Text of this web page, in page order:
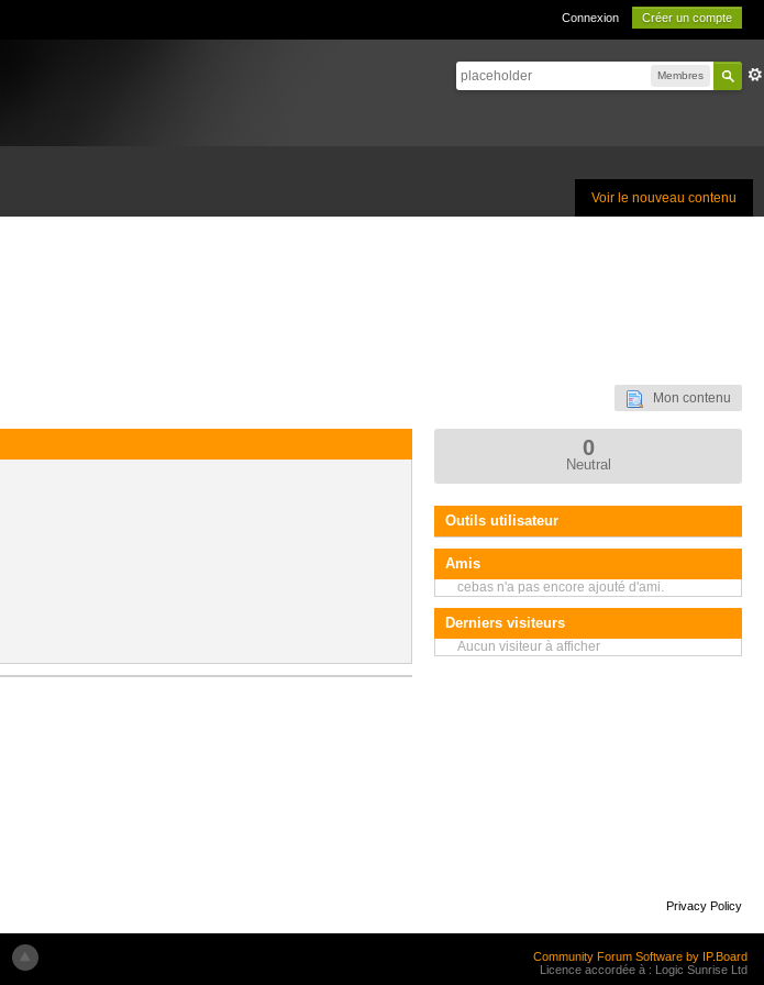
Connexion Créer un compte
Membres
Voir le nouveau contenu
Mon contenu
0
Neutral
Outils utilisateur
Amis
cebas n'a pas encore ajouté d'ami.
Derniers visiteurs
Aucun visiteur à afficher
Privacy Policy
Community Forum Software by IP.Board
Licence accordée à : Logic Sunrise Ltd